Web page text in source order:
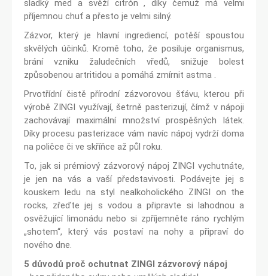
sladký med a svěží citrón , díky čemuž má velmi
příjemnou chuť a přesto je velmi silný.
Zázvor, který je hlavní ingrediencí, potěší spoustou
skvělých účinků. Kromě toho, že posiluje organismus,
brání vzniku žaludečních vředů, snižuje bolest
způsobenou artritidou a pomáhá zmírnit astma .
Prvotřídní čistě přírodní zázvorovou šťávu, kterou při
výrobě ZINGI využívají, šetrně pasterizují, čímž v nápoji
zachovávají maximální množství prospěšných látek.
Díky procesu pasterizace vám navíc nápoj vydrží doma
na poličce či ve skříňce až půl roku.
To, jak si prémiový zázvorový nápoj ZINGI vychutnáte,
je jen na vás a vaší představivosti. Podávejte jej s
kouskem ledu na styl nealkoholického ZINGI on the
rocks, zřeďte jej s vodou a připravte si lahodnou a
osvěžující limonádu nebo si zpříjemněte ráno rychlým
„shotem“, který vás postaví na nohy a připraví do
nového dne.
5 důvodů proč ochutnat ZINGI zázvorový nápoj